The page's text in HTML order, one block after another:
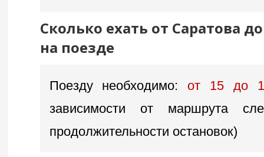
Сколько ехать от Саратова
на поезде
Поезду необходимо: от 15 до
зависимости от маршрута
продолжительности остановок)